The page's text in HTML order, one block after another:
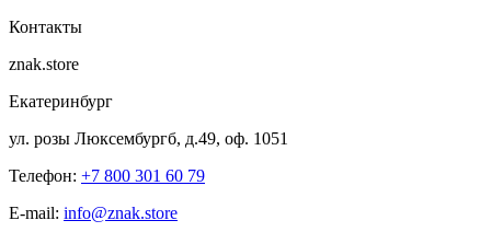
Контакты
znak.store
Екатеринбург
ул. розы Люксембургб, д.49, оф. 1051
Телефон: +7 800 301 60 79
E-mail: info@znak.store